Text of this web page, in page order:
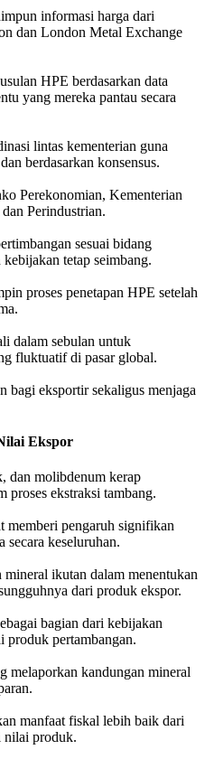
informasi harga dari
dan London Metal Exchange
HPE berdasarkan data
yang mereka pantau secara
lintas kementerian guna
berdasarkan konsensus.
Perekonomian, Kementerian
Perindustrian.
sesuai bidang
tetap seimbang.
proses penetapan HPE setelah
dalam sebulan untuk
fluktuatif di pasar global.
bagi eksportir sekaligus menjaga
Ekspor
dan molibdenum kerap
proses ekstraksi tambang.
memberi pengaruh signifikan
secara keseluruhan.
ikutan dalam menentukan
dari produk ekspor.
bagian dari kebijakan
produk pertambangan.
melaporkan kandungan mineral
manfaat fiskal lebih baik dari
nilai produk.